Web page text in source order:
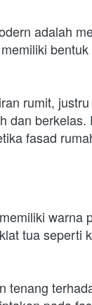
adalah
bentuk
rumit,
dan berkelas.
fasad
warna
tua seperti
tenang